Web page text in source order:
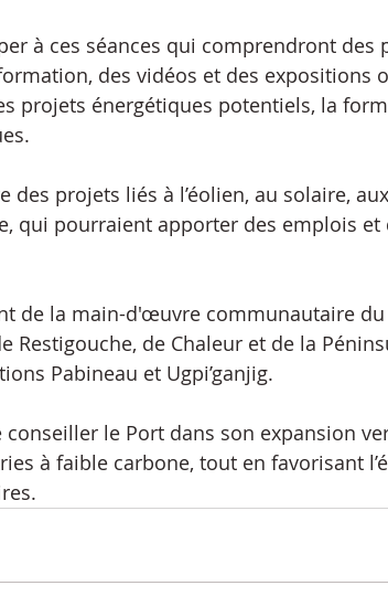
à ces séances qui comprendront des
des vidéos et des expositions
projets énergétiques potentiels, la
des projets liés à l’éolien, au solaire,
qui pourraient apporter des emplois
de la main-d'œuvre communautaire
Restigouche, de Chaleur et de la
Pabineau et Ugpi’ganjig.
le Port dans son expansion
à faible carbone, tout en favorisant